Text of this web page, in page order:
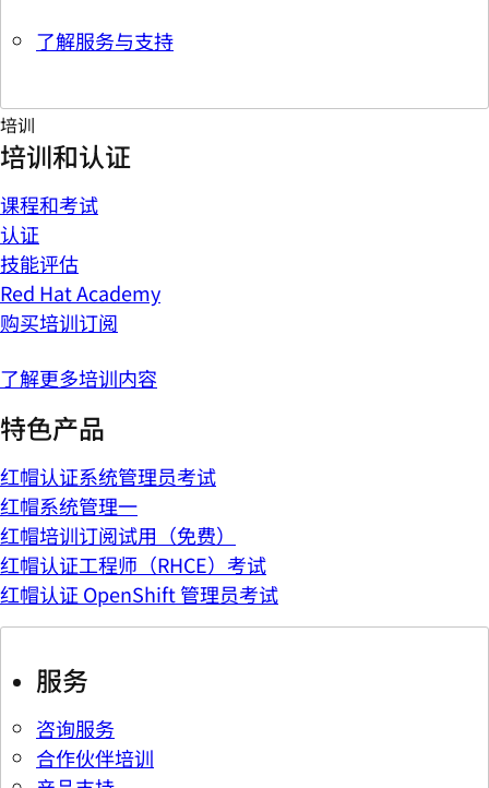
了解服务与支持
培训
培训和认证
课程和考试
认证
技能评估
Red Hat Academy
购买培训订阅
了解更多培训内容
特色产品
红帽认证系统管理员考试
红帽系统管理一
红帽培训订阅试用（免费）
红帽认证工程师（RHCE）考试
红帽认证 OpenShift 管理员考试
服务
咨询服务
合作伙伴培训